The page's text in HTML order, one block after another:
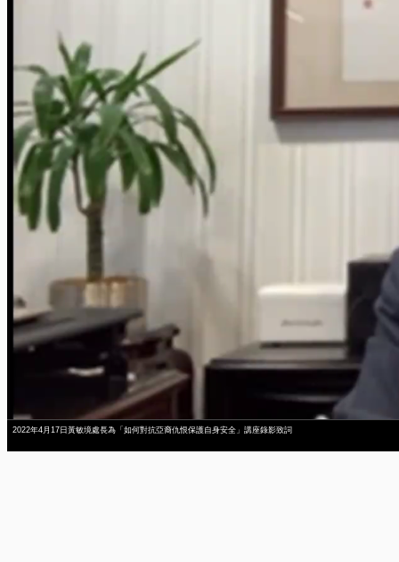
2022年4月17日黃敏境處長為「如何對抗亞裔仇恨保護自身安全」講座錄影致詞